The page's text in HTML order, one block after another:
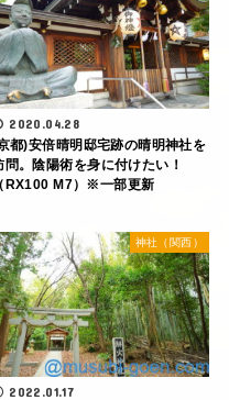
2020.04.28
都)安倍晴明邸宅跡の晴明神社を
問。陰陽術を身に付けたい！
（RX100 M7）※一部更新
神社（関西）
2022.01.17